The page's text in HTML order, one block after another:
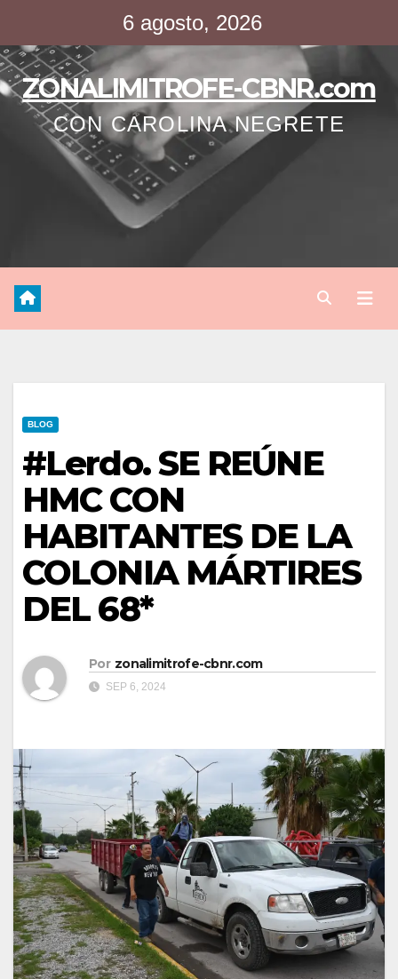
contenido
6 agosto, 2026
ZONALIMITROFE-CBNR.com
CON CAROLINA NEGRETE
BLOG
#Lerdo. SE REÚNE
HMC CON
HABITANTES DE LA
COLONIA MÁRTIRES
DEL 68*
Por zonalimitrofe-cbnr.com
SEP 6, 2024